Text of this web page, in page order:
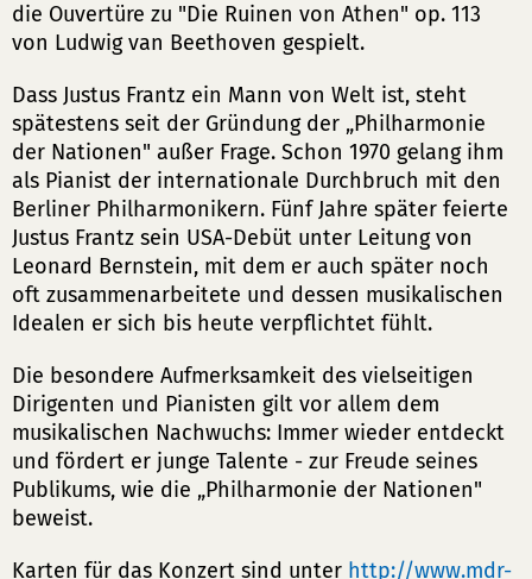
die Ouvertüre zu "Die Ruinen von Athen" op. 113
von Ludwig van Beethoven gespielt.
Dass Justus Frantz ein Mann von Welt ist, steht
spätestens seit der Gründung der „Philharmonie
der Nationen" außer Frage. Schon 1970 gelang ihm
als Pianist der internationale Durchbruch mit den
Berliner Philharmonikern. Fünf Jahre später feierte
Justus Frantz sein USA-Debüt unter Leitung von
Leonard Bernstein, mit dem er auch später noch
oft zusammenarbeitete und dessen musikalischen
Idealen er sich bis heute verpflichtet fühlt.
Die besondere Aufmerksamkeit des vielseitigen
Dirigenten und Pianisten gilt vor allem dem
musikalischen Nachwuchs: Immer wieder entdeckt
und fördert er junge Talente - zur Freude seines
Publikums, wie die „Philharmonie der Nationen"
beweist.
Karten für das Konzert sind unter http://www.mdr-